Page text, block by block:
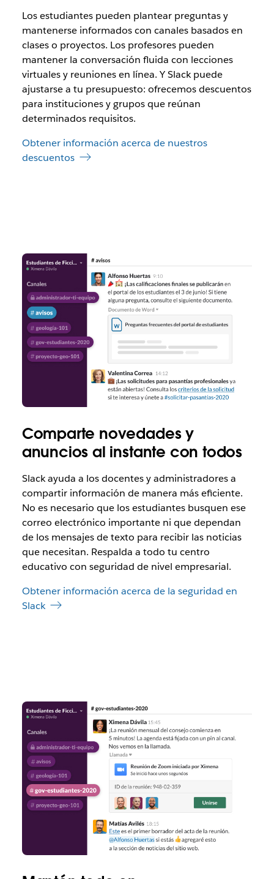
Los estudiantes pueden plantear preguntas y
mantenerse informados con canales basados en
clases o proyectos. Los profesores pueden
mantener la conversación fluida con lecciones
virtuales y reuniones en línea. Y Slack puede
ajustarse a tu presupuesto: ofrecemos descuentos
para instituciones y grupos que reúnan
determinados requisitos.
Obtener información acerca de nuestros
descuentos
Comparte novedades y
anuncios al instante con todos
Slack ayuda a los docentes y administradores a
compartir información de manera más eficiente.
No es necesario que los estudiantes busquen ese
correo electrónico importante ni que dependan
de los mensajes de texto para recibir las noticias
que necesitan. Respalda a todo tu centro
educativo con seguridad de nivel empresarial.
Obtener información acerca de la seguridad en
Slack